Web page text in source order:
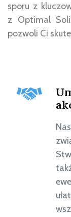
sporu z
z Optimal
pozwoli Ci